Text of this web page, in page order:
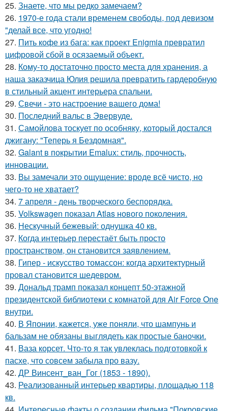
25. Знаете, что мы редко замечаем?
26. 1970-е года стали временем свободы, под девизом
"делай все, что угодно!
27. Пить кофе из бага: как проект Enigmia превратил
цифровой сбой в осязаемый объект.
28. Кому-то достаточно просто места для хранения, а
наша заказчица Юлия решила превратить гардеробную
в стильный акцент интерьера спальни.
29. Свечи - это настроение вашего дома!
30. Последний вальс в Эвервуде.
31. Самойлова тоскует по особняку, который достался
джигану: "Теперь я Бездомная".
32. Galant в покрытии Emalux: стиль, прочность,
инновации.
33. Вы замечали это ощущение: вроде всё чисто, но
чего-то не хватает?
34. 7 апреля - день творческого беспорядка.
35. Volkswagen показал Atlas нового поколения.
36. Нескучный бежевый: однушка 40 кв.
37. Когда интерьер перестаёт быть просто
пространством, он становится заявлением.
38. Гипер - искусство томассон: когда архитектурный
провал становится шедевром.
39. Дональд трамп показал концепт 50-этажной
президентской библиотеки с комнатой для Air Force One
внутри.
40. В Японии, кажется, уже поняли, что шампунь и
бальзам не обязаны выглядеть как простые баночки.
41. Ваза корсет. Что-то я так увлеклась подготовкой к
пасхе, что совсем забыла про вазу.
42. ДР Винсент_ван_Гог (1853 - 1890).
43. Реализованный интерьер квартиры, площадью 118
кв.